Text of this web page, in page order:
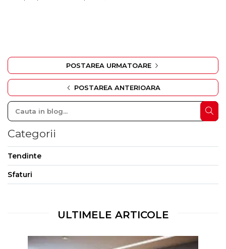
POSTAREA URMATOARE
POSTAREA ANTERIOARA
Categorii
Tendinte
Sfaturi
ULTIMELE ARTICOLE